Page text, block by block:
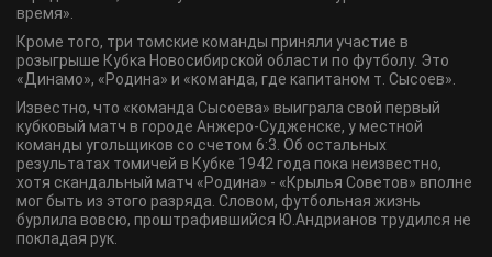
время».
Кроме того, три томские команды приняли участие в
розыгрыше Кубка Новосибирской области по футболу. Это
«Динамо», «Родина» и «команда, где капитаном т. Сысоев».
Известно, что «команда Сысоева» выиграла свой первый
кубковый матч в городе Анжеро-Судженске, у местной
команды угольщиков со счетом 6:3. Об остальных
результатах томичей в Кубке 1942 года пока неизвестно,
хотя скандальный матч «Родина» - «Крылья Советов» вполне
мог быть из этого разряда. Словом, футбольная жизнь
бурлила вовсю, проштрафившийся Ю.Андрианов трудился не
покладая рук.